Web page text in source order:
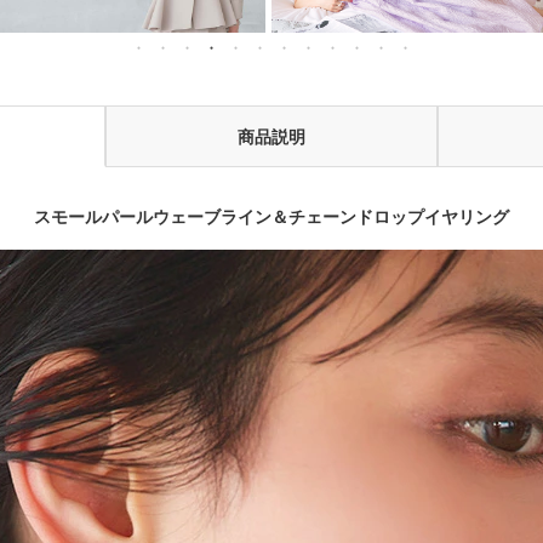
商品説明
スモールパールウェーブライン＆チェーンドロップイヤリング